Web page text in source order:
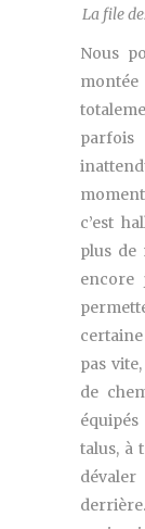
La file
Nous
c’est
plus de
encore
pas
de
talus, à